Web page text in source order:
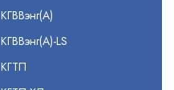
КГВВэнг(А)
КГВВэнг(А)-LS
КГТП